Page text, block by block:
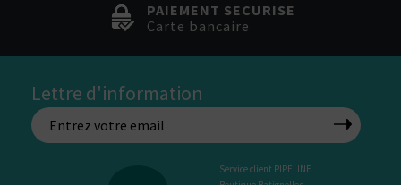
PAIEMENT SECURISE
Carte bancaire
Lettre d'information
Service client PIPELINE